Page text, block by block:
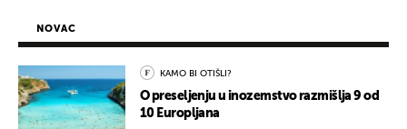
NOVAC
KAMO BI OTIŠLI?
O preseljenju u inozemstvo razmišlja 9 od
10 Europljana